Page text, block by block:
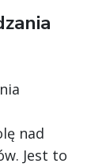
nad
Jest to